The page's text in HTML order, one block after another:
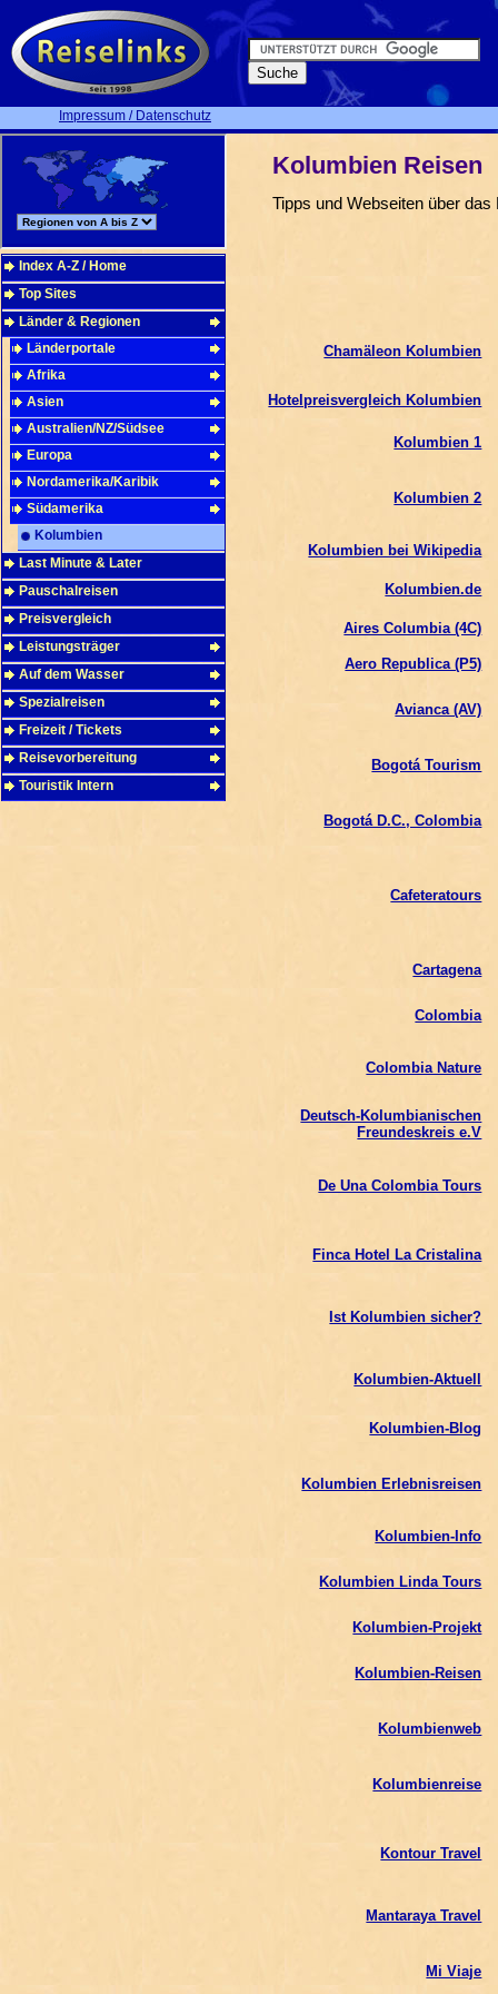
Impressum / Datenschutz
Index A-Z / Home
Top Sites
Länder & Regionen
Länderportale
Afrika
Asien
Australien/NZ/Südsee
Europa
Nordamerika/Karibik
Südamerika
Kolumbien
Last Minute & Later
Pauschalreisen
Preisvergleich
Leistungsträger
Auf dem Wasser
Spezialreisen
Freizeit / Tickets
Reisevorbereitung
Touristik Intern
Kolumbien Reisen
Tipps und Webseiten über
Chamäleon Kolumbien
Hotelpreisvergleich Kolumbien
Kolumbien 1
Kolumbien 2
Kolumbien bei Wikipedia
Kolumbien.de
Aires Columbia (4C)
Aero Republica (P5)
Avianca (AV)
Bogotá Tourism
Bogotá D.C., Colombia
Cafeteratours
Cartagena
Colombia
Colombia Nature
Deutsch-Kolumbianischen
Freundeskreis e.V
De Una Colombia Tours
Finca Hotel La Cristalina
Ist Kolumbien sicher?
Kolumbien-Aktuell
Kolumbien-Blog
Kolumbien Erlebnisreisen
Kolumbien-Info
Kolumbien Linda Tours
Kolumbien-Projekt
Kolumbien-Reisen
Kolumbienweb
Kolumbienreise
Kontour Travel
Mantaraya Travel
Mi Viaje